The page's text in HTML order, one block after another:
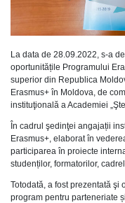
La data de 28.09.2022, s-a
oportunitățile Programului
superior din Republica
Erasmus+ în Moldova, de
instituţională a Academiei
În cadrul şedinţei angajații
Erasmus+, elaborat în
participarea în proiecte
studenților, formatorilor,
Totodată, a fost prezentată şi
program pentru parteneriate